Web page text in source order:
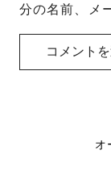
分の名前、メ
オ